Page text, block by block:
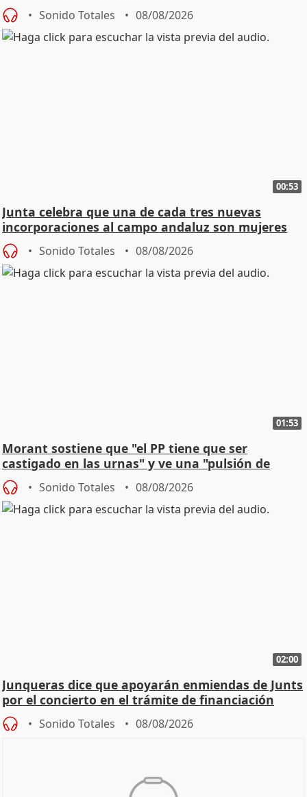
Sonido Totales 08/08/2026
00:53
Junta celebra que una de cada tres nuevas
incorporaciones al campo andaluz son mujeres
jóvenes
Sonido Totales 08/08/2026
01:53
Morant sostiene que "el PP tiene que ser
castigado en las urnas" y ve una "pulsión de
cambio"
Sonido Totales 08/08/2026
02:00
Junqueras dice que apoyarán enmiendas de Junts
por el concierto en el trámite de financiación
Sonido Totales 08/08/2026